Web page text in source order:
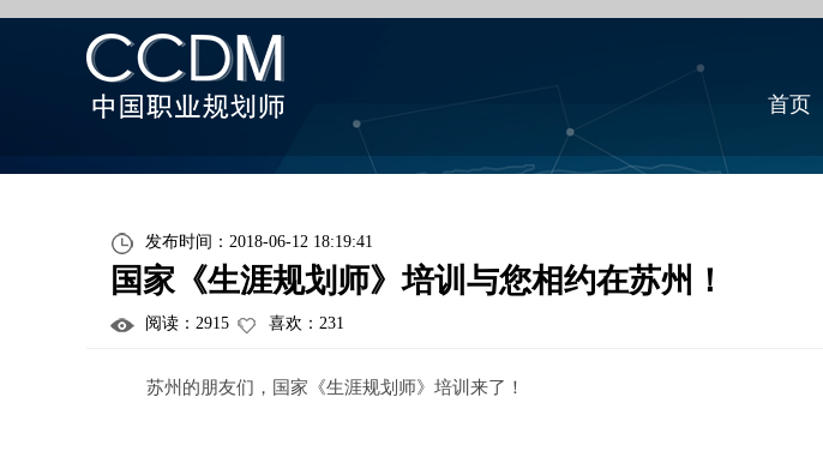
首页
发布时间：2018-06-12 18:19:41
国家《生涯规划师》培训与您相约在苏州！
阅读： 2915 喜欢： 231
苏州的朋友们，国家《生涯规划师》培训来了！